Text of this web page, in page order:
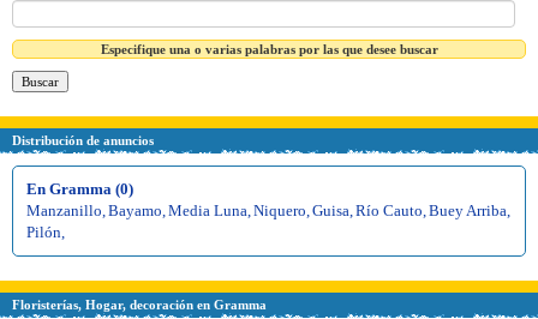
Especifique una o varias palabras por las que desee buscar
Distribución de anuncios
En Gramma (0)
Manzanillo Bayamo Media Luna Niquero Guisa Río Cauto Buey Arriba
Pilón
Floristerías, Hogar, decoración en Gramma